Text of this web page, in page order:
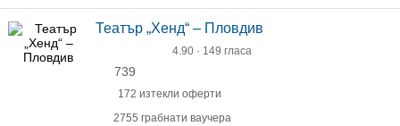
Театър „Хенд“ – Пловдив
4.90 · 149 гласа
739
172 изтекли оферти
2755 грабнати ваучера